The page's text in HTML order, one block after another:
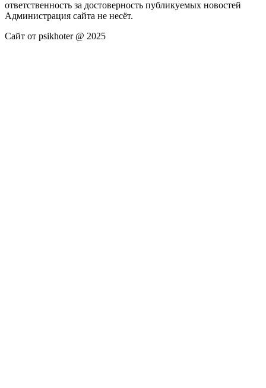
ответственность за достоверность публикуемых новостей
Администрация сайта не несёт.
Сайт от psikhoter @ 2025